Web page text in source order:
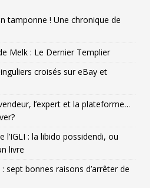
tamponne ! Une chronique de
Melk : Le Dernier Templier
croisés sur eBay et
l’expert et la plateforme…
l’IGLI : la libido possidendi, ou
livre
sept bonnes raisons d’arrêter de